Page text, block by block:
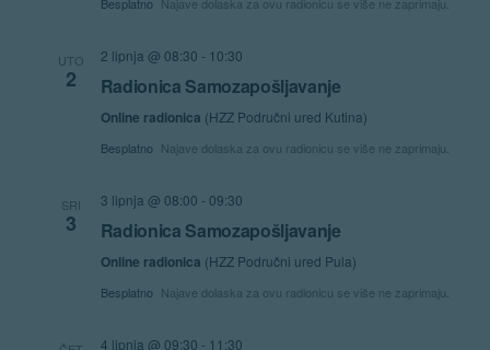
UTO
2
2 lipnja @ 08:30 - 10:30
Radionica Samozapošljavanje
Online radionica (HZZ Područni ured Kutina)
Besplatno Najave dolaska za ovu radionicu se više ne zaprimaju.
SRI
3
3 lipnja @ 08:00 - 09:30
Radionica Samozapošljavanje
Online radionica (HZZ Područni ured Pula)
Besplatno Najave dolaska za ovu radionicu se više ne zaprimaju.
4 lipnja @ 09:30 - 11:30